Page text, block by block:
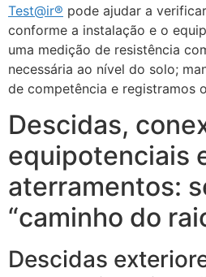
Test@ir® pode ajudar a
conforme a instalação e o
uma medição de resistência
necessária ao nível do solo;
de competência e registramos
Descidas,
equipotenciais
aterramentos:
“caminho do
Descidas